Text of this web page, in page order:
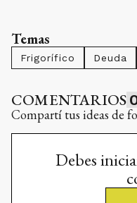
Temas
Frigorífico Deuda
COMENTARIOS
Compartí tus ideas de
Debes